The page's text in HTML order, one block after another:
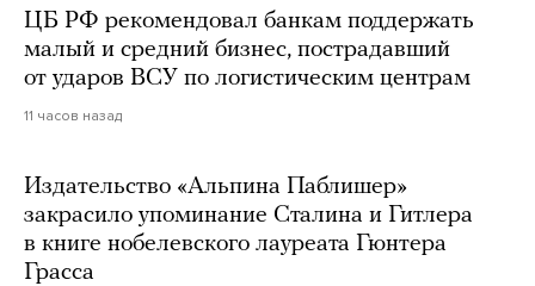
ЦБ РФ рекомендовал банкам поддержать
малый и средний бизнес, пострадавший
от ударов ВСУ по логистическим центрам
11 часов назад
Издательство «Альпина Паблишер»
закрасило упоминание Сталина и Гитлера
в книге нобелевского лауреата Гюнтера
Грасса